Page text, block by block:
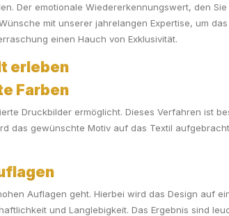
Der emotionale Wiedererkennungswert, den
mit unserer jahrelangen Expertise, um
einen Hauch von Exklusivität.
erleben
Farben
Druckbilder ermöglicht. Dieses Verfahren ist
das gewünschte Motiv auf das Textil
Auflagen geht. Hierbei wird das Design auf
und Langlebigkeit. Das Ergebnis sind